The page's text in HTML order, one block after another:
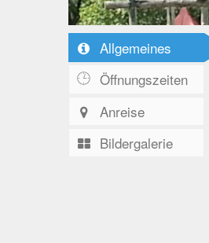
Allgemeines
Öffnungszeiten
Anreise
Bildergalerie